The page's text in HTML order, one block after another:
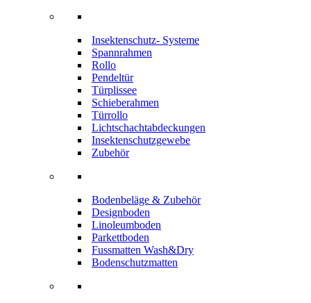
Insektenschutz- Systeme
Spannrahmen
Rollo
Pendeltür
Türplissee
Schieberahmen
Türrollo
Lichtschachtabdeckungen
Insektenschutzgewebe
Zubehör
Bodenbeläge & Zubehör
Designboden
Linoleumboden
Parkettboden
Fussmatten Wash&Dry
Bodenschutzmatten